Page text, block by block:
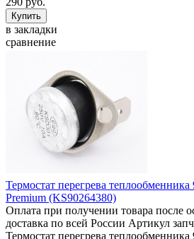
в закладки
сравнение
Термостат перегрева
Premium (KS90264380)
Оплата при получении товара после
доставка по всей России Артикул
Термостат перегрева